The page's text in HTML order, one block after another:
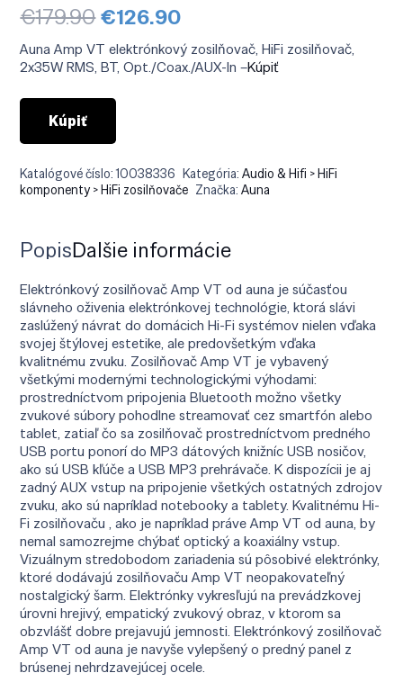
€179.90Pôvodná
cena
bola:
€179.90.
€126.90Aktuálna
je:
€126.90.
Auna Amp VT elektrónkový zosilňovač, HiFi zosilňovač,
2x35W RMS, BT, Opt./Coax./AUX-In –Kúpiť
Kúpiť
Katalógové číslo:10038336 Kategória:Audio & Hifi > HiFi
komponenty > HiFi zosilňovače Značka:Auna
PopisĎalšie informácie
Elektrónkový zosilňovač Amp VT od auna je súčasťou
slávneho oživenia elektrónkovej technológie, ktorá slávi
zaslúžený návrat do domácich Hi-Fi systémov nielen vďaka
svojej štýlovej estetike, ale predovšetkým vďaka
kvalitnému zvuku. Zosilňovač Amp VT je vybavený
všetkými modernými technologickými výhodami:
prostredníctvom pripojenia Bluetooth možno všetky
zvukové súbory pohodlne streamovať cez smartfón alebo
tablet, zatiaľ čo sa zosilňovač prostredníctvom predného
USB portu ponorí do MP3 dátových knižníc USB nosičov,
ako sú USB kľúče a USB MP3 prehrávače. K dispozícii je aj
zadný AUX vstup na pripojenie všetkých ostatných zdrojov
zvuku, ako sú napríklad notebooky a tablety. Kvalitnému Hi-
Fi zosilňovaču , ako je napríklad práve Amp VT od auna, by
nemal samozrejme chýbať optický a koaxiálny vstup.
Vizuálnym stredobodom zariadenia sú pôsobivé elektrónky,
ktoré dodávajú zosilňovaču Amp VT neopakovateľný
nostalgický šarm. Elektrónky vykresľujú na prevádzkovej
úrovni hrejivý, empatický zvukový obraz, v ktorom sa
obzvlášť dobre prejavujú jemnosti. Elektrónkový zosilňovač
Amp VT od auna je navyše vylepšený o predný panel z
brúsenej nehrdzavejúcej ocele.